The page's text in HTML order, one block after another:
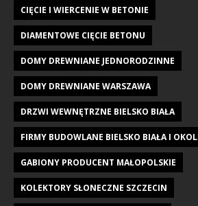
CIĘCIE I WIERCENIE W BETONIE
DIAMENTOWE CIĘCIE BETONU
DOMY DREWNIANE JEDNORODZINNE
DOMY DREWNIANE WARSZAWA
DRZWI WEWNĘTRZNE BIELSKO BIAŁA
FIRMY BUDOWLANE BIELSKO BIAŁA I
GABIONY PRODUCENT MAŁOPOLSKIE
KOLEKTORY SŁONECZNE SZCZECIN